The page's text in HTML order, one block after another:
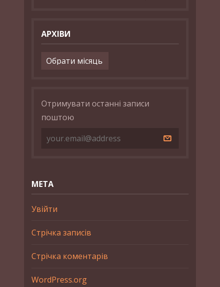
АРХІВИ
Архіви
Отримувати останні записи
поштою
МЕТА
Увійти
Стрічка записів
Стрічка коментарів
WordPress.org